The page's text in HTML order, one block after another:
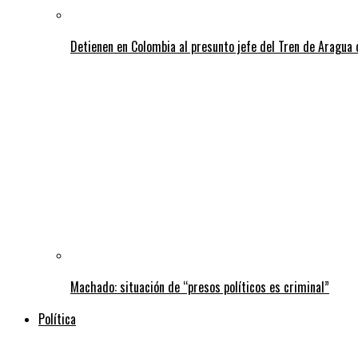
Detienen en Colombia al presunto jefe del Tren de Aragua
Machado: situación de “presos políticos es criminal”
Política